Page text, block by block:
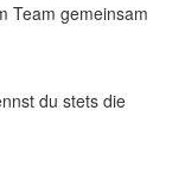
Team gemeinsam
du stets die